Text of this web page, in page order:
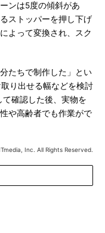
ンは5度の傾斜があ
ストッパーを押し下げ
よって変換され、スク
たちで制作した」とい
り出せる幅などを検討
確認した後、実物を
や高齢者でも作業がで
Inc. All Rights Reserved.